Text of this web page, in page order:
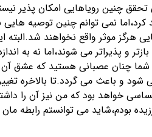
تحقق چنین رویاهایی امکان پذیر
کرد،اما نمی توانم چنین توصیه هایی
هرگز موثر واقع نخواهند شد.البته
پذیراتر می شوند،اما نه به
شما چنان عصبانی هستید که عشق
و باعث می گردد.تا بالاخره
خواهد بود که من نیز آن را
بودم،شاید می توانستم رابطه مان